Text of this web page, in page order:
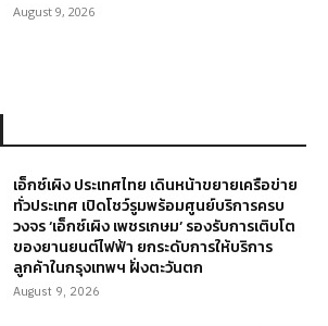
August 9, 2026
เอ็กซ์เผิง ประเทศไทย เดินหน้าขยายเครือข่าย
ทั่วประเทศ เปิดโชว์รูมพร้อมศูนย์บริการครบ
วงจร ‘เอ็กซ์เผิง เพชรเกษม’ รองรับการเติบโต
ของยานยนต์ไฟฟ้า ยกระดับการให้บริการ
ลูกค้าในกรุงเทพฯ ฝั่งตะวันตก
August 9, 2026